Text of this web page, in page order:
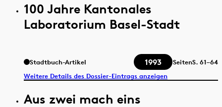
100 Jahre Kantonales
Laboratorium Basel-Stadt
Stadtbuch-Artikel 1993 SeitenS. 61–64
Weitere Details des Dossier-Eintrags anzeigen
Aus zwei mach eins